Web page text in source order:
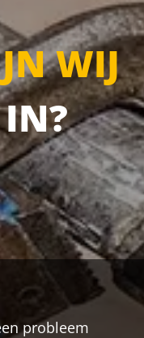
WIJ
IN?
probleem